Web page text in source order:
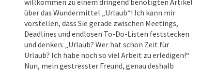
willkommen zu einem dringend benötigten Artikel
über das Wundermittel „Urlaub“! Ich kann mir
vorstellen, dass Sie gerade zwischen Meetings,
Deadlines und endlosen To-Do-Listen feststecken
und denken: „Urlaub? Wer hat schon Zeit für
Urlaub? Ich habe noch so viel Arbeit zu erledigen!“
Nun, mein gestresster Freund, genau deshalb